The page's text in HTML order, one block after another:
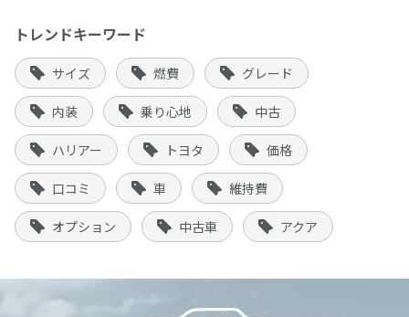
トレンドキーワード
サイズ 燃費 グレード
内装 乗り心地 中古
ハリアー トヨタ 価格
口コミ 車 維持費
オプション 中古車 アクア